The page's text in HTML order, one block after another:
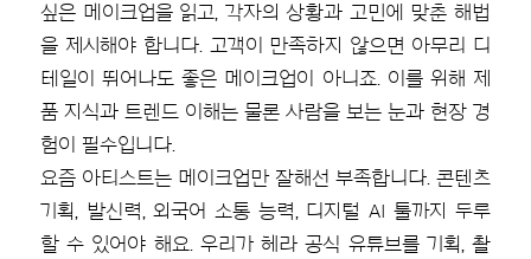
싶은 메이크업을 읽고, 각자의 상황과 고민에 맞춘 해법
을 제시해야 합니다. 고객이 만족하지 않으면 아무리 디
테일이 뛰어나도 좋은 메이크업이 아니죠. 이를 위해 제
품 지식과 트렌드 이해는 물론 사람을 보는 눈과 현장 경
험이 필수입니다.
요즘 아티스트는 메이크업만 잘해선 부족합니다. 콘텐츠
기획, 발신력, 외국어 소통 능력, 디지털 AI 툴까지 두루
할 수 있어야 해요. 우리가 헤라 공식 유튜브를 기획, 촬